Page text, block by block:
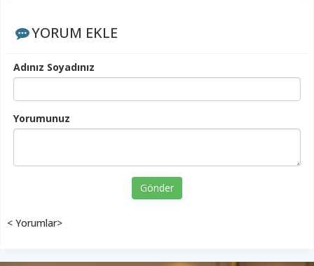
YORUM EKLE
Adınız Soyadınız
Yorumunuz
Gönder
< Yorumlar>